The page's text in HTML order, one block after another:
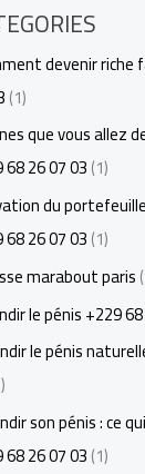
devenir riche
(1)
que vous allez
26 07 03(1)
du
26 07 03(1)
marabout paris
le pénis +229
le pénis
son pénis : ce
26 07 03(1)